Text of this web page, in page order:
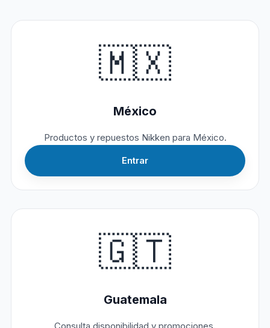
🇲🇽
México
Productos y repuestos Nikken para México.
Entrar
🇬🇹
Guatemala